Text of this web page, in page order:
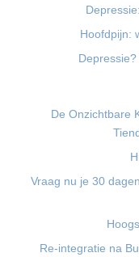
De Onzichtbare
Vraag nu je 30
Re-integratie na
Hoofdpijn: